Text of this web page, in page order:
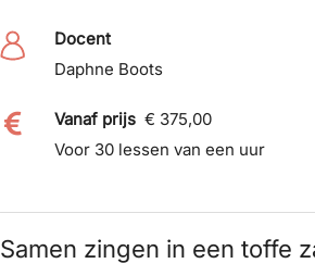
Docent
Daphne Boots
Vanaf prijs € 375,00
Voor 30 lessen van een uur
Samen zingen in een toffe